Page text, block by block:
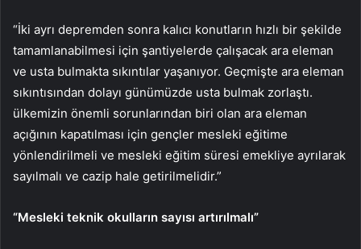
“İki ayrı depremden sonra kalıcı konutların hızlı bir şekilde
tamamlanabilmesi için şantiyelerde çalışacak ara eleman
ve usta bulmakta sıkıntılar yaşanıyor. Geçmişte ara eleman
sıkıntısından dolayı günümüzde usta bulmak zorlaştı.
ülkemizin önemli sorunlarından biri olan ara eleman
açığının kapatılması için gençler mesleki eğitime
yönlendirilmeli ve mesleki eğitim süresi emekliye ayrılarak
sayılmalı ve cazip hale getirilmelidir.”
“Mesleki teknik okulların sayısı artırılmalı”